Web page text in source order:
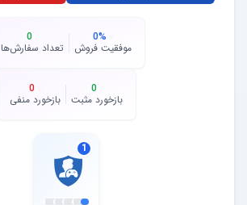
0%
موفقیت فروش
0
تعداد سفارش‌ها
0
بازخورد مثبت
0
بازخورد منفی
1